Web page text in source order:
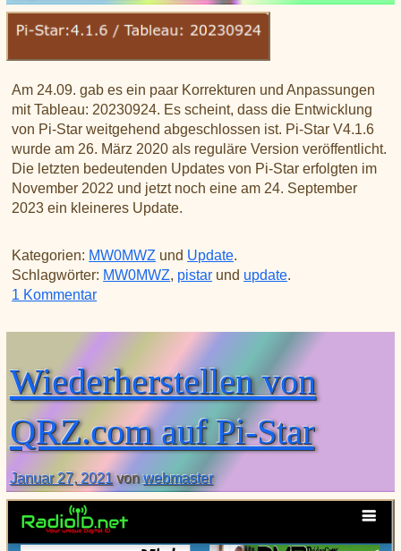
Am 24.09. gab es ein paar Korrekturen und Anpassungen
mit Tableau: 20230924. Es scheint, dass die Entwicklung
von Pi-Star weitgehend abgeschlossen ist. Pi-Star V4.1.6
wurde am 26. März 2020 als reguläre Version veröffentlicht.
Die letzten bedeutenden Updates von Pi-Star erfolgten im
November 2022 und jetzt noch eine am 24. September
2023 ein kleineres Update.
Kategorien: MW0MWZ und Update.
Schlagwörter: MW0MWZ, pistar und update.
1 Kommentarzu Tableau: 20230924
Wiederherstellen von
QRZ.com auf Pi-Star
Januar 27, 2021 vonwebmaster